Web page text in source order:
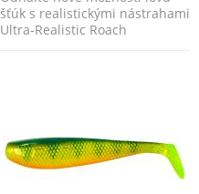
šťúk s realistickými nástrahami
Ultra-Realistic Roach